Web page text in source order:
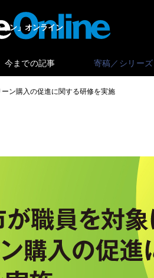
ン」オンライン
今までの記事 寄稿／シリーズ
ン購入の促進に関する研修を実施